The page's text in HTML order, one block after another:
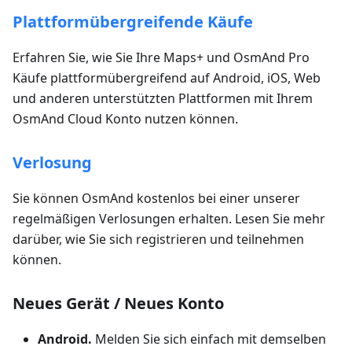
Plattformübergreifende Käufe
Erfahren Sie, wie Sie Ihre Maps+ und OsmAnd Pro
Käufe plattformübergreifend auf Android, iOS, Web
und anderen unterstützten Plattformen mit Ihrem
OsmAnd Cloud Konto nutzen können.
Verlosung
Sie können OsmAnd kostenlos bei einer unserer
regelmäßigen Verlosungen erhalten. Lesen Sie mehr
darüber, wie Sie sich registrieren und teilnehmen
können.
Neues Gerät / Neues Konto
Android. Melden Sie sich einfach mit demselben